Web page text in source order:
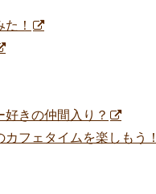
！
きの仲間入り？
フェタイムを楽しもう！